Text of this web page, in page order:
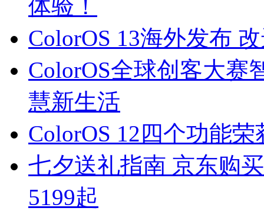
体验！
ColorOS 13海外发布
ColorOS全球创客大赛
慧新生活
ColorOS 12四个功能
七夕送礼指南 京东购
5199起